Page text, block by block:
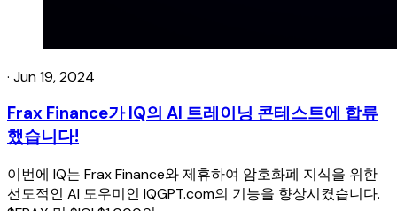
· Jun 19, 2024
Frax Finance가 IQ의 AI 트레이닝 콘테스트에 합류
했습니다!
이번에 IQ는 Frax Finance와 제휴하여 암호화폐 지식을 위한
선도적인 AI 도우미인 IQGPT.com의 기능을 향상시켰습니다.